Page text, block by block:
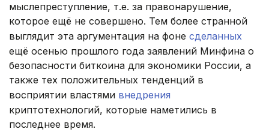
мыслепреступление, т.е. за правонарушение,
которое ещё не совершено. Тем более странной
выглядит эта аргументация на фоне сделанных
ещё осенью прошлого года заявлений Минфина о
безопасности биткоина для экономики России, а
также тех положительных тенденций в
восприятии властями внедрения
криптотехнологий, которые наметились в
последнее время.